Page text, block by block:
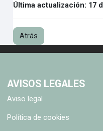
Última actualización: 17
Atrás
AVISOS LEGALES
Aviso legal
Política de cookies